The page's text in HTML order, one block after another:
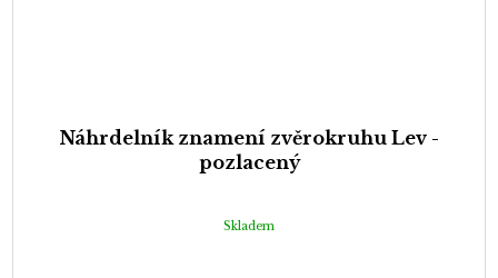
Náhrdelník znamení zvěrokruhu Lev -
pozlacený
Skladem